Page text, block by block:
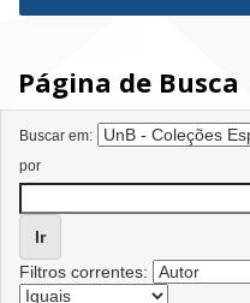
Página de Busca
Buscar em:
por
Filtros correntes: